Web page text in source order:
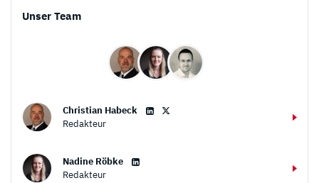
Unser Team
Christian Habeck
Redakteur
Nadine Röbke
Redakteur